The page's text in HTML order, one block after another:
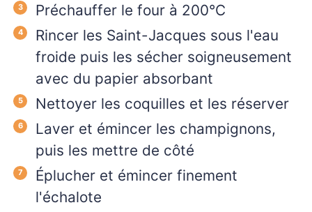
Préchauffer le four à 200°C
Rincer les Saint-Jacques sous l'eau
froide puis les sécher soigneusement
avec du papier absorbant
Nettoyer les coquilles et les réserver
Laver et émincer les champignons,
puis les mettre de côté
Éplucher et émincer finement
l'échalote